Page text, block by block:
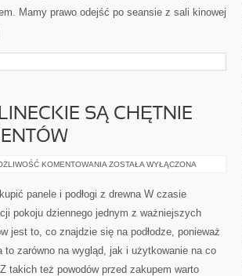
INTERNETU
I
Mamy prawo odejść po seansie z sali kinowej
SĄ CHĘTNIE
KOMENTOWANIA DLACZEGO
SĄ
CHĘTNIE
PRZEZ
ZOSTAŁA WYŁĄCZONA
panele i podłogi z drewna W czasie
pokoju dziennego jednym z ważniejszych
jest to, co znajdzie się na podłodze, ponieważ
to zarówno na wygląd, jak i użytkowanie na co
takich też powodów przed zakupem warto